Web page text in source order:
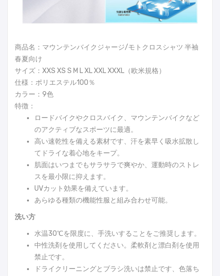
商品名：マウンテンバイクジャージ/モトクロスシャツ 半袖
春夏向け
サイズ：XXS XS S M L XL XXL XXXL（欧米規格）
仕様：ポリエステル100％
カラー：9色
特徴：
ロードバイクやクロスバイク、マウンテンバイクなど
のアクティブなスポーツに最適。
高い速乾性を備える素材です、汗を素早く吸水拡散し
てドライな着心地をキープ。
肌面はいつまでもサラサラで爽やか、運動時のストレ
スを最小限に抑えます。
UVカット効果を備えています。
あらゆる種類の機能性服と組み合わせ可能。
洗い方
水温30℃を限度に、手洗いすることをご推奨します。
中性洗剤を使用してください。柔軟剤と漂白剤を使用
禁止です。
ドライクリーニングとブラシ洗いは禁止です、色落ち